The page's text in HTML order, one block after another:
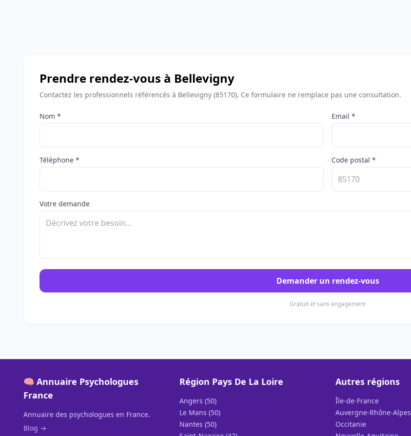
Prendre rendez-vous à Bellevigny
Contactez les professionnels référencés à Bellevigny (85170). Ce formulaire ne remplace pas une consultation.
Nom * Email *
Téléphone * Code postal *
Votre demande
Demander un rendez-vous
Gratuit et sans engagement
🧠 Annuaire Psychologues
France
Annuaire des psychologues en France.
Blog →
Région Pays De La Loire
Angers (50)
Le Mans (50)
Nantes (50)
Autres régions
Île-de-France
Auvergne-Rhône-Alpes
Occitanie